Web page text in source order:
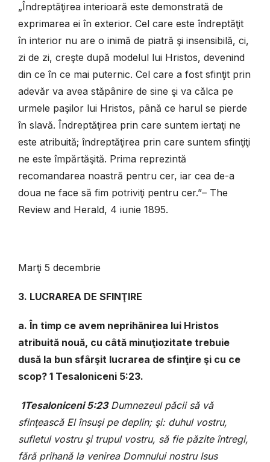
„Îndreptăţirea interioară este demonstrată de
exprimarea ei în exterior. Cel care este îndreptăţit
în interior nu are o inimă de piatră şi insensibilă, ci,
zi de zi, creşte după modelul lui Hristos, devenind
din ce în ce mai puternic. Cel care a fost sfinţit prin
adevăr va avea stăpânire de sine şi va călca pe
urmele paşilor lui Hristos, până ce harul se pierde
în slavă. Îndreptăţirea prin care suntem iertaţi ne
este atribuită; îndreptăţirea prin care suntem sfinţiţi
ne este împărtăşită. Prima reprezintă
recomandarea noastră pentru cer, iar cea de-a
doua ne face să fim potriviţi pentru cer.”– The
Review and Herald, 4 iunie 1895.
Marţi 5 decembrie
3. LUCRAREA DE SFINŢIRE
a. În timp ce avem neprihănirea lui Hristos
atribuită nouă, cu câtă minuţiozitate trebuie
dusă la bun sfârşit lucrarea de sfinţire şi cu ce
scop? 1 Tesaloniceni 5:23.
1Tesaloniceni 5:23Dumnezeul păcii să vă
sfinţească El însuşi pe deplin; şi: duhul vostru,
sufletul vostru şi trupul vostru, să fie păzite întregi,
fără prihană la venirea Domnului nostru Isus